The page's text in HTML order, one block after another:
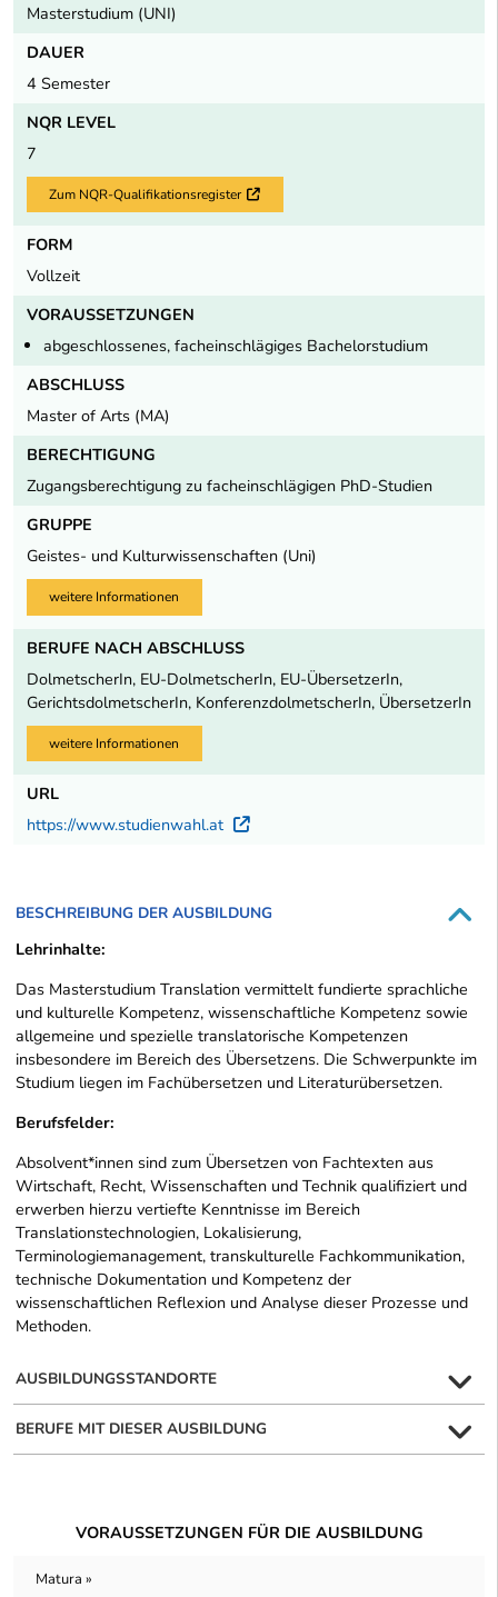
Masterstudium (UNI)
DAUER
4 Semester
NQR LEVEL
7
Zum NQR-Qualifikationsregister Externer Link
FORM
Vollzeit
VORAUSSETZUNGEN
abgeschlossenes, facheinschlägiges Bachelorstudium
ABSCHLUSS
Master of Arts (MA)
BERECHTIGUNG
Zugangsberechtigung zu facheinschlägigen PhD-Studien
GRUPPE
Geistes- und Kulturwissenschaften (Uni)
weitere Informationen
BERUFE NACH ABSCHLUSS
DolmetscherIn, EU-DolmetscherIn, EU-ÜbersetzerIn,
GerichtsdolmetscherIn, KonferenzdolmetscherIn, ÜbersetzerIn
weitere Informationen
URL
https://www.studienwahl.at
Externer Link
BESCHREIBUNG DER AUSBILDUNG
Lehrinhalte:
Das Masterstudium Translation vermittelt fundierte sprachliche
und kulturelle Kompetenz, wissenschaftliche Kompetenz sowie
allgemeine und spezielle translatorische Kompetenzen
insbesondere im Bereich des Übersetzens. Die Schwerpunkte im
Studium liegen im Fachübersetzen und Literaturübersetzen.
Berufsfelder:
Absolvent*innen sind zum Übersetzen von Fachtexten aus
Wirtschaft, Recht, Wissenschaften und Technik qualifiziert und
erwerben hierzu vertiefte Kenntnisse im Bereich
Translationstechnologien, Lokalisierung,
Terminologiemanagement, transkulturelle Fachkommunikation,
technische Dokumentation und Kompetenz der
wissenschaftlichen Reflexion und Analyse dieser Prozesse und
Methoden.
AUSBILDUNGSSTANDORTE
BERUFE MIT DIESER AUSBILDUNG
VORAUSSETZUNGEN FÜR DIE AUSBILDUNG
Matura »